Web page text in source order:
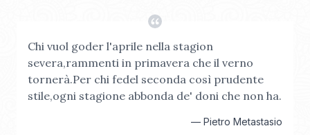
Chi vuol goder l'aprile nella stagion
severa,rammenti in primavera che il verno
tornerà.Per chi fedel seconda così prudente
stile,ogni stagione abbonda de' doni che non ha.
— Pietro Metastasio